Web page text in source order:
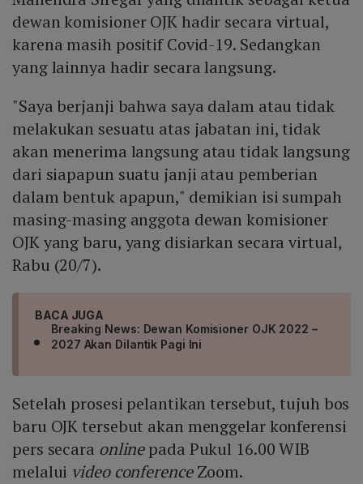
dewan komisioner OJK hadir secara virtual,
karena masih positif Covid-19. Sedangkan
yang lainnya hadir secara langsung.
"Saya berjanji bahwa saya dalam atau tidak
melakukan sesuatu atas jabatan ini, tidak
akan menerima langsung atau tidak langsung
dari siapapun suatu janji atau pemberian
dalam bentuk apapun," demikian isi sumpah
masing-masing anggota dewan komisioner
OJK yang baru, yang disiarkan secara virtual,
Rabu (20/7).
BACA JUGA
Breaking News: Dewan Komisioner OJK 2022 –
2027 Akan Dilantik Pagi Ini
Setelah prosesi pelantikan tersebut, tujuh bos
baru OJK tersebut akan menggelar konferensi
pers secara onlinepada Pukul 16.00 WIB
melalui video conferenceZoom.